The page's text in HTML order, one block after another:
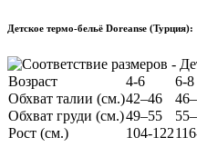
Детское термо-бельё Doreanse (Турция):
Возраст 4-6 6-8
Обхват талии (см.)42–46
Обхват груди (см.)49–55
Рост (см.)
104-122